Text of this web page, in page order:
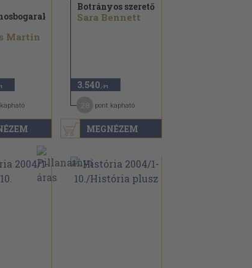
Martin
MEGNÉZEM
Botrányos szerető
Sara Bennett
3.540 ,-Ft
pont kapható